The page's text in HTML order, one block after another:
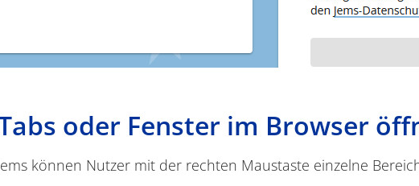
oder Fenster im Browser
können Nutzer mit der rechten Maustaste einzelne